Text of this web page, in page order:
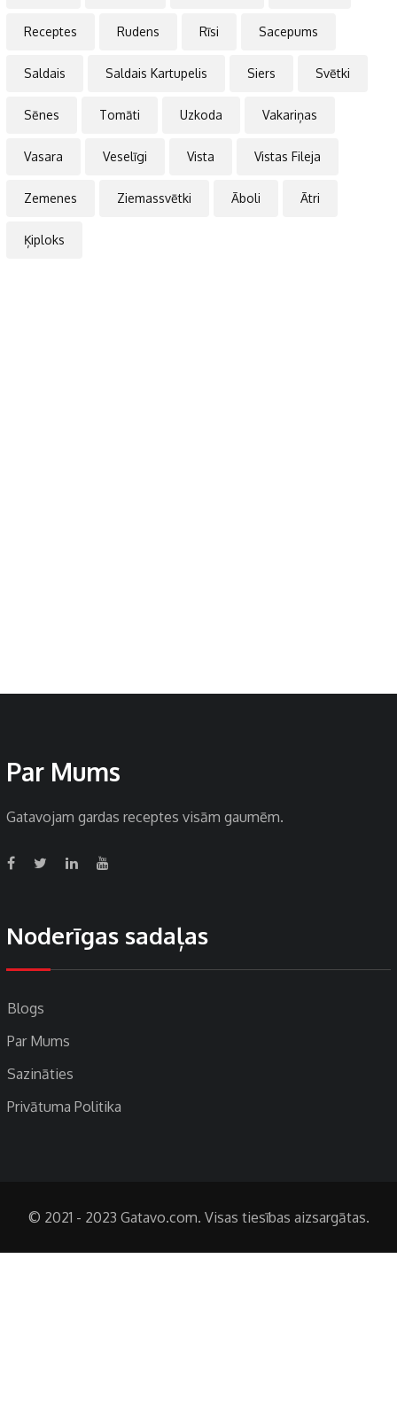
Receptes Rudens Rīsi Sacepums
Saldais Saldais Kartupelis Siers Svētki
Sēnes Tomāti Uzkoda Vakariņas
Vasara Veselīgi Vista Vistas Fileja
Zemenes Ziemassvētki Āboli Ātri
Ķiploks
Par Mums
Gatavojam gardas receptes visām gaumēm.
Noderīgas sadaļas
Blogs
Par Mums
Sazināties
Privātuma Politika
© 2021 - 2023 Gatavo.com. Visas tiesības aizsargātas.